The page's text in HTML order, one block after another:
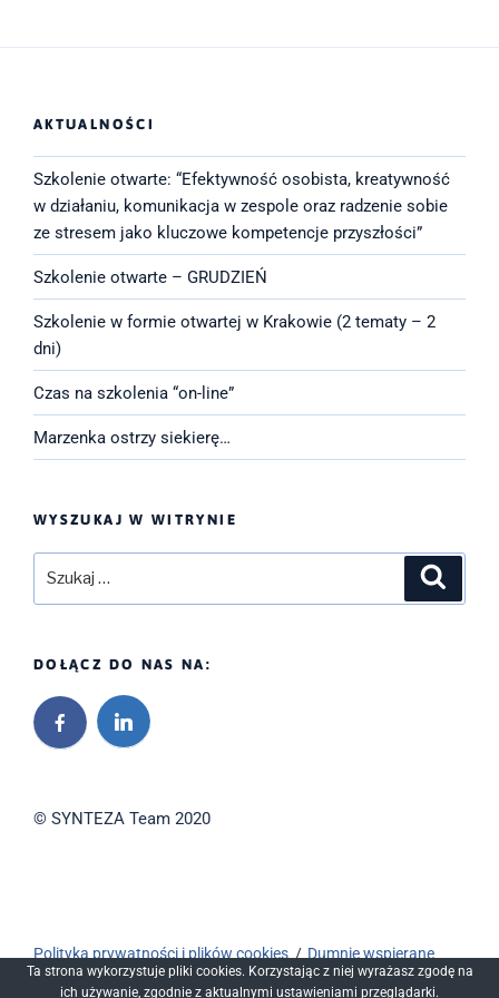
AKTUALNOŚCI
Szkolenie otwarte: “Efektywność osobista, kreatywność
w działaniu, komunikacja w zespole oraz radzenie sobie
ze stresem jako kluczowe kompetencje przyszłości”
Szkolenie otwarte – GRUDZIEŃ
Szkolenie w formie otwartej w Krakowie (2 tematy – 2
dni)
Czas na szkolenia “on-line”
Marzenka ostrzy siekierę…
WYSZUKAJ W WITRYNIE
DOŁĄCZ DO NAS NA:
© SYNTEZA Team 2020
Polityka prywatności i plików cookies
Dumnie wspierane
przez WordPressa
Ta strona wykorzystuje pliki cookies. Korzystając z niej wyrażasz zgodę na
ich używanie, zgodnie z aktualnymi ustawieniami przeglądarki.